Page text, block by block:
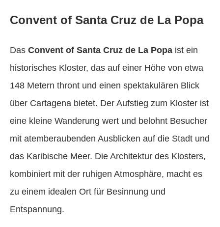
Convent of Santa Cruz de La Popa
Das Convent of Santa Cruz de La Popa ist ein
historisches Kloster, das auf einer Höhe von etwa
148 Metern thront und einen spektakulären Blick
über Cartagena bietet. Der Aufstieg zum Kloster ist
eine kleine Wanderung wert und belohnt Besucher
mit atemberaubenden Ausblicken auf die Stadt und
das Karibische Meer. Die Architektur des Klosters,
kombiniert mit der ruhigen Atmosphäre, macht es
zu einem idealen Ort für Besinnung und
Entspannung.